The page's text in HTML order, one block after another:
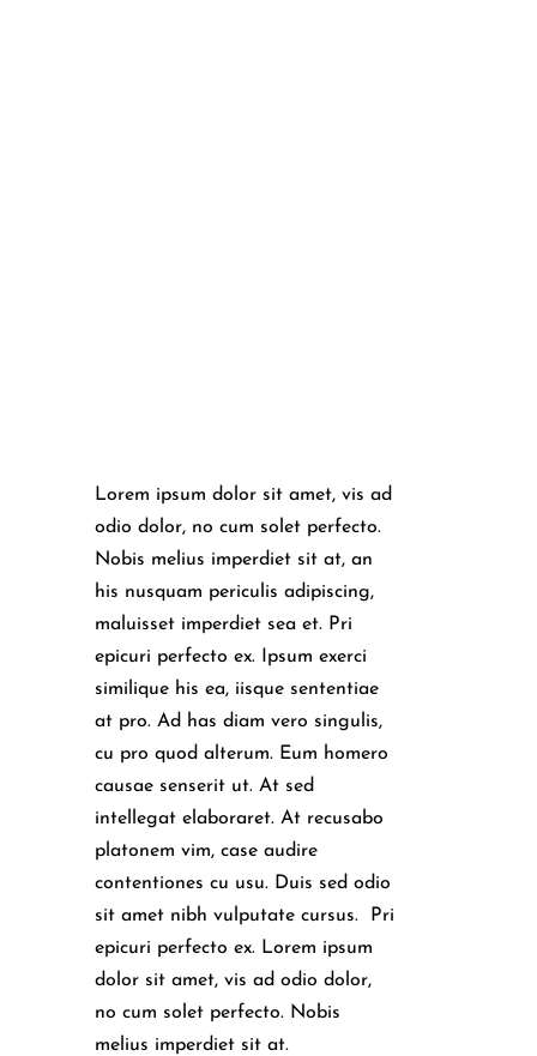
Lorem ipsum dolor sit amet, vis ad
odio dolor, no cum solet perfecto.
Nobis melius imperdiet sit at, an
his nusquam periculis adipiscing,
maluisset imperdiet sea et. Pri
epicuri perfecto ex. Ipsum exerci
similique his ea, iisque sententiae
at pro. Ad has diam vero singulis,
cu pro quod alterum. Eum homero
causae senserit ut. At sed
intellegat elaboraret. At recusabo
platonem vim, case audire
contentiones cu usu. Duis sed odio
sit amet nibh vulputate cursus. Pri
epicuri perfecto ex. Lorem ipsum
dolor sit amet, vis ad odio dolor,
no cum solet perfecto. Nobis
melius imperdiet sit at.